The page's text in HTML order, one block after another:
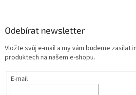
Odebírat newsletter
Vložte svůj e-mail a my vám budeme zasílat
produktech na našem e-shopu.
E-mail